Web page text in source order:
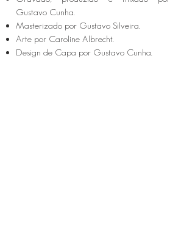
Gustavo Cunha.
Masterizado por Gustavo Silveira.
Arte por Caroline Albrecht.
Design de Capa por Gustavo Cunha.